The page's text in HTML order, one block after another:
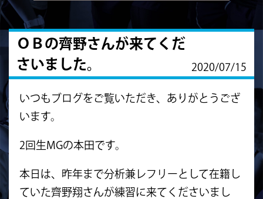
ＯＢの齊野さんが来てくだ
さいました。
2020/07/15
いつもブログをご覧いただき、ありがとうござ
います。
2回生MGの本田です。
本日は、昨年まで分析兼レフリーとして在籍し
ていた齊野翔さんが練習に来てくださいまし